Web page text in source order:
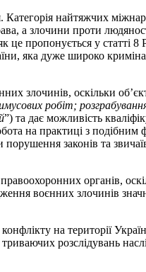
найтяжчих
а злочини проти
це пропонується у статті 8
яка дуже широко
злочинів, оскільки
робіт;
”) та дає можливість
на практиці з подібним
законів та
органів,
воєнних злочинів
на території
розслідувань